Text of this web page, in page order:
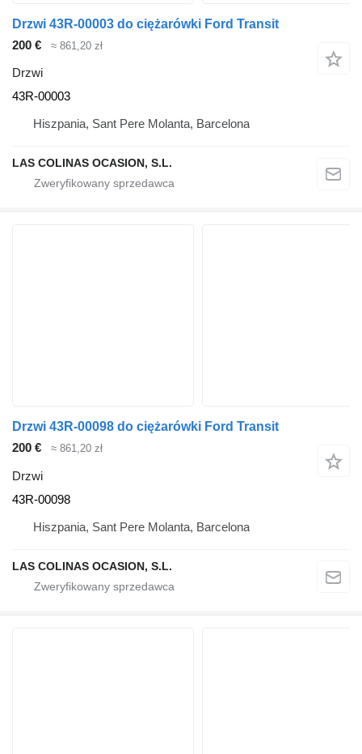
Drzwi 43R-00003 do ciężarówki Ford Transit
200 €
≈ 861,20 zł
Drzwi
43R-00003
Hiszpania, Sant Pere Molanta, Barcelona
LAS COLINAS OCASION, S.L.
Drzwi 43R-00098 do ciężarówki Ford Transit
200 €
≈ 861,20 zł
Drzwi
43R-00098
Hiszpania, Sant Pere Molanta, Barcelona
LAS COLINAS OCASION, S.L.